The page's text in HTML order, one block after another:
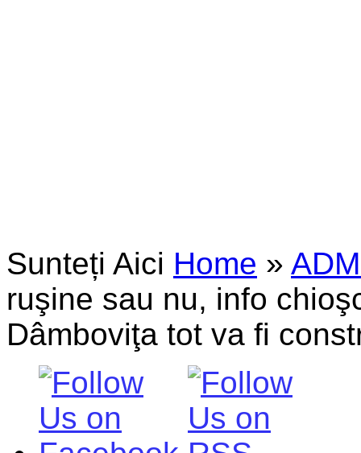
Sunteți Aici Home »
ruşine sau nu, info
Dâmboviţa tot va fi